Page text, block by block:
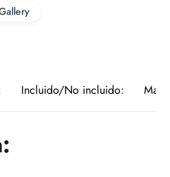
Incluido/No incluido: